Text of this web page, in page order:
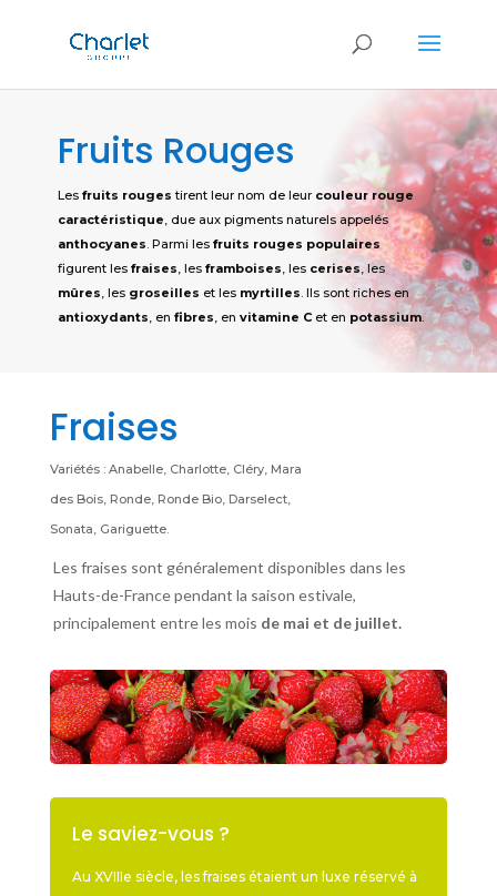
Fruits Rouges
Les fruits rouges tirent leur nom de leur couleur rouge
caractéristique, due aux pigments naturels appelés
anthocyanes. Parmi les fruits rouges populaires
figurent les fraises, les framboises, les cerises, les
mûres, les groseilles et les myrtilles. Ils sont riches en
antioxydants, en fibres, en vitamine Cet en potassium.
Fraises
Variétés : Anabelle, Charlotte, Cléry, Mara
des Bois, Ronde, Ronde Bio, Darselect,
Sonata, Gariguette.
Les fraises sont généralement disponibles dans les
Hauts-de-France pendant la saison estivale,
principalement entre les mois de mai et de juillet.
Le saviez-vous ?
Au XVIIIe siècle, les fraises étaient un luxe réservé à